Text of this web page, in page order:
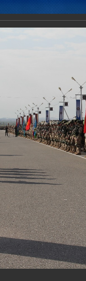
Новости
совместного